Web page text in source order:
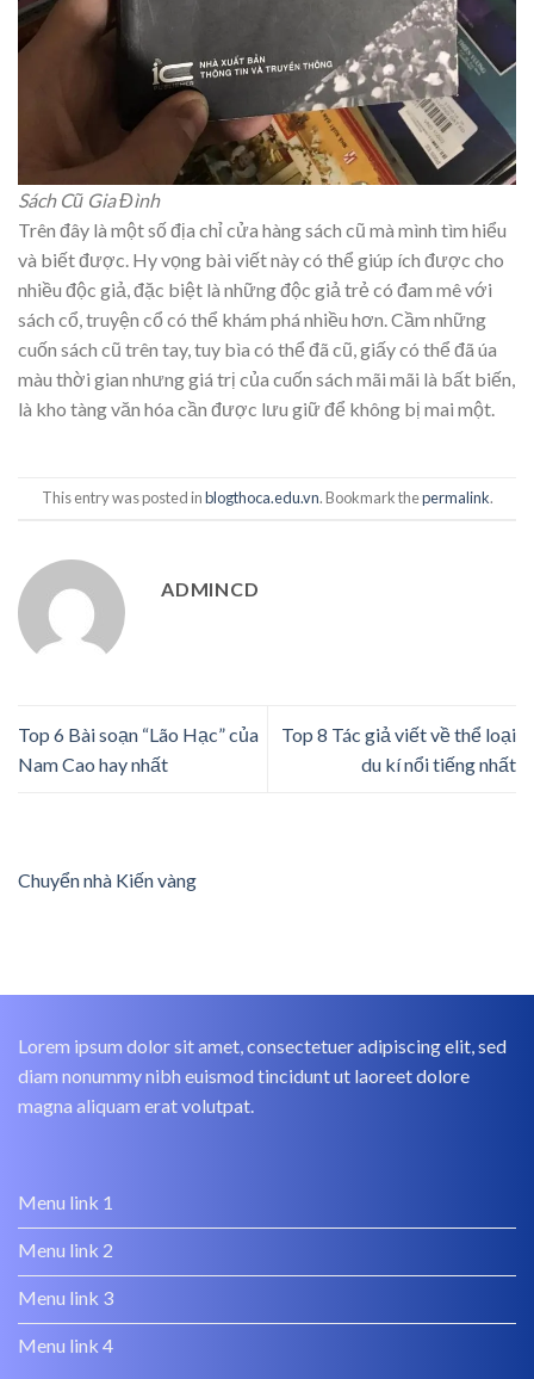
Sách Cũ Gia Đình
Trên đây là một số địa chỉ cửa hàng sách cũ mà mình tìm hiểu
và biết được. Hy vọng bài viết này có thể giúp ích được cho
nhiều độc giả, đặc biệt là những độc giả trẻ có đam mê với
sách cổ, truyện cổ có thể khám phá nhiều hơn. Cầm những
cuốn sách cũ trên tay, tuy bìa có thể đã cũ, giấy có thể đã úa
màu thời gian nhưng giá trị của cuốn sách mãi mãi là bất biến,
là kho tàng văn hóa cần được lưu giữ để không bị mai một.
This entry was posted inblogthoca.edu.vn. Bookmark thepermalink.
ADMINCD
Top 6 Bài soạn “Lão Hạc” của
Nam Cao hay nhất
Top 8 Tác giả viết về thể loại
du kí nổi tiếng nhất
Chuyển nhà Kiến vàng
Lorem ipsum dolor sit amet, consectetuer adipiscing elit, sed
diam nonummy nibh euismod tincidunt ut laoreet dolore
magna aliquam erat volutpat.
Menu link 1
Menu link 2
Menu link 3
Menu link 4